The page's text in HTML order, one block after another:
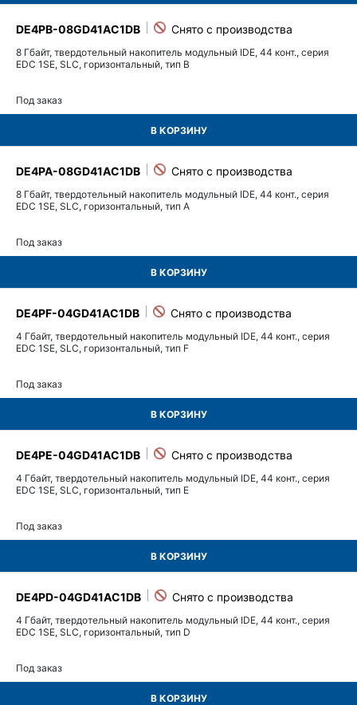
DE4PB-08GD41AC1DB
8 Гбайт, твердотельный накопитель модульный IDE, 44 конт., серия
EDC 1SE, SLC, горизонтальный, тип B
Под заказ
В КОРЗИНУ
DE4PA-08GD41AC1DB
8 Гбайт, твердотельный накопитель модульный IDE, 44 конт., серия
EDC 1SE, SLC, горизонтальный, тип A
Под заказ
В КОРЗИНУ
DE4PF-04GD41AC1DB
4 Гбайт, твердотельный накопитель модульный IDE, 44 конт., серия
EDC 1SE, SLC, горизонтальный, тип F
Под заказ
В КОРЗИНУ
DE4PE-04GD41AC1DB
4 Гбайт, твердотельный накопитель модульный IDE, 44 конт., серия
EDC 1SE, SLC, горизонтальный, тип E
Под заказ
В КОРЗИНУ
DE4PD-04GD41AC1DB
4 Гбайт, твердотельный накопитель модульный IDE, 44 конт., серия
EDC 1SE, SLC, горизонтальный, тип D
Под заказ
В КОРЗИНУ